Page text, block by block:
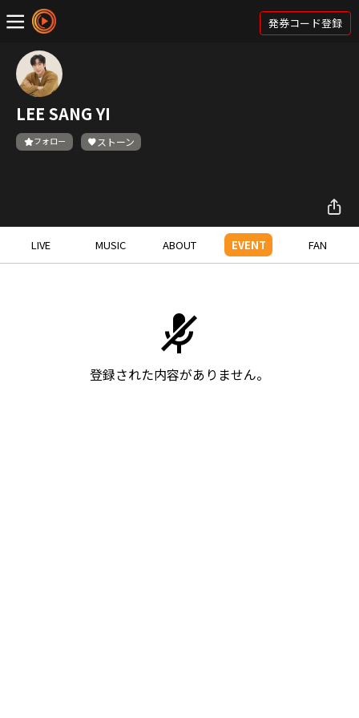
発券コード登録
LEE SANG YI
フォロー ストーン
LIVE MUSIC ABOUT EVENT FAN
登録された内容がありません。